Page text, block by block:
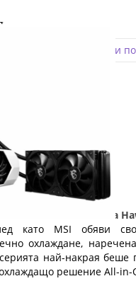
Прочети
GeForce RTX 3080 Sea
като MSI обяви
охлаждане,
най-накрая беше
решение All-in-